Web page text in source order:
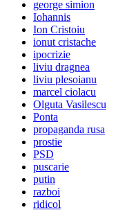
george simion
Iohannis
Ion Cristoiu
ionut cristache
ipocrizie
liviu dragnea
liviu plesoianu
marcel ciolacu
Olguta Vasilescu
Ponta
propaganda rusa
prostie
PSD
puscarie
putin
razboi
ridicol